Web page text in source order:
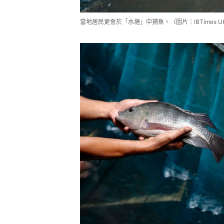
當地居民更會於「水塘」中捕魚。（圖片：IBTimes